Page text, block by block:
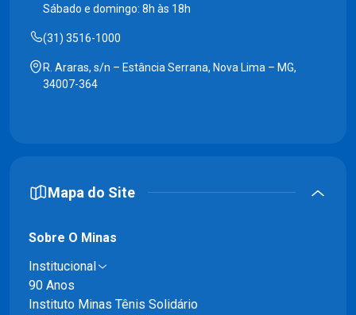
Sábado e domingo: 8h às 18h
(31) 3516-1000
R. Araras, s/n – Estância Serrana, Nova Lima – MG,
34007-364
Mapa do Site
Sobre O Minas
Institucional
90 Anos
Instituto Minas Tênis Solidário